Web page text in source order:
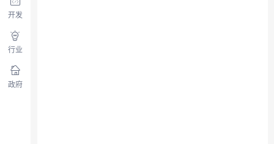
开发
行业
政府